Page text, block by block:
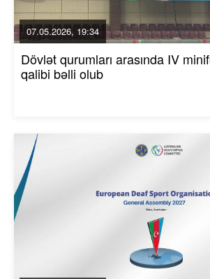
07.05.2026, 19:34
Dövlət qurumları arasında IV
qalibi bəlli olub